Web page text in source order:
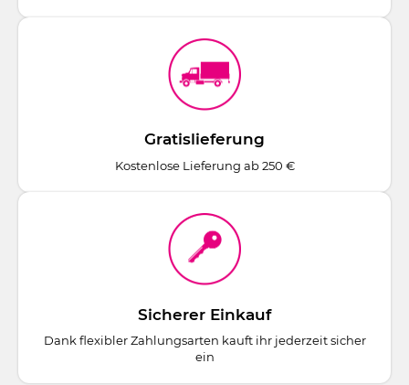
Gratislieferung
Kostenlose Lieferung ab 250 €
Sicherer Einkauf
Dank flexibler Zahlungsarten kauft ihr jederzeit sicher
ein